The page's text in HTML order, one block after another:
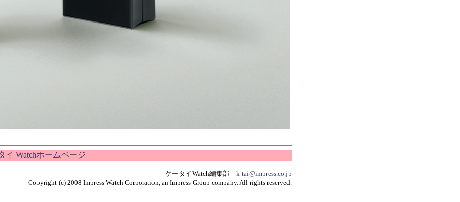
イ Watchホームページ
ケータイWatch編集部 k-tai@impress.co.jp
Copyright (c) 2008 Impress Watch Corporation, an Impress Group company. All rights reserved.